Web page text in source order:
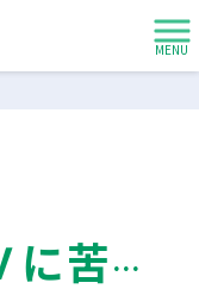
MENU
女性からのＤＶに苦しむ男性たち～男性相談の現場からみるＤＶの現状と課題～